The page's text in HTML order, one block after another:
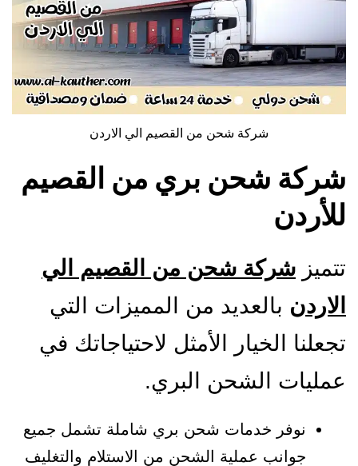
شركة شحن من القصيم الي الاردن
شركة شحن بري من القصيم
للأردن
تتميز شركة شحن من القصيم الي
الاردن بالعديد من المميزات التي
تجعلنا الخيار الأمثل لاحتياجاتك في
عمليات الشحن البري.
نوفر خدمات شحن بري شاملة تشمل جميع
جوانب عملية الشحن من الاستلام والتغليف